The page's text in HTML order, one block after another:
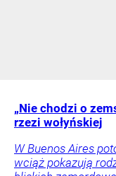
„Nie chodzi o
rzezi wołyńskiej
W Buenos Aires
wciąż pokazują